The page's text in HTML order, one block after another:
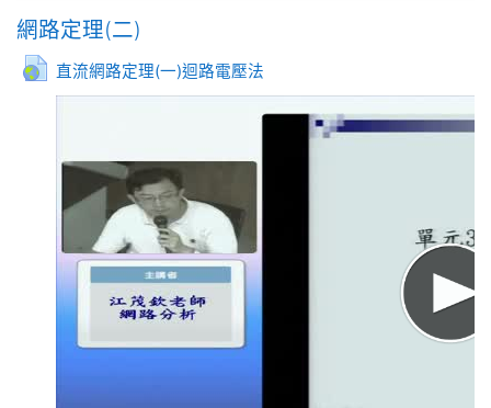
網路定理(二)
直流網路定理(一)迴路電壓法
網址